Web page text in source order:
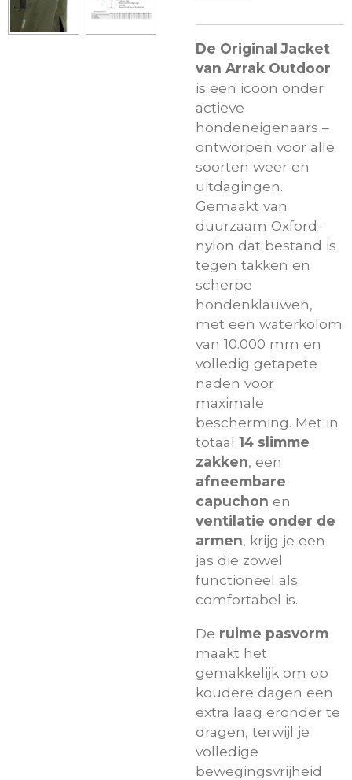
De Original Jacket
van Arrak Outdoor
is een icoon onder
actieve
hondeneigenaars –
ontworpen voor alle
soorten weer en
uitdagingen.
Gemaakt van
duurzaam Oxford-
nylon dat bestand is
tegen takken en
scherpe
hondenklauwen,
met een waterkolom
van 10.000 mm en
volledig getapete
naden voor
maximale
bescherming. Met in
totaal 14 slimme
zakken, een
afneembare
capuchon en
ventilatie onder de
armen, krijg je een
jas die zowel
functioneel als
comfortabel is.
De ruime pasvorm
maakt het
gemakkelijk om op
koudere dagen een
extra laag eronder te
dragen, terwijl je
volledige
bewegingsvrijheid